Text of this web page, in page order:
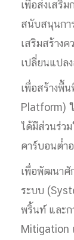
เพื่อส่งเสริ
สนับสนุนกา
เสริมสร้าง
เปลี่ยนแปล
เพื่อสร้างพื้
Platform)
ได้มีส่วนร่ว
คาร์บอนต่ำ
เพื่อพัฒนาศั
ระบบ
พริ้นท์ และ
Mitigation